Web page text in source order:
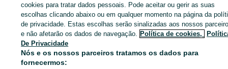
CATEGORIA
ID:645996398 Cliques:
cookies para tratar dados pessoais. Pode aceitar ou gerir as suas
escolhas clicando abaixo ou em qualquer momento na página da
de privacidade. Estas escolhas serão sinalizadas aos nossos
e não afetarão os dados de navegação. Política de cookies,
De Privacidade
Nós e os nossos parceiros tratamos os dados para
fornecermos: